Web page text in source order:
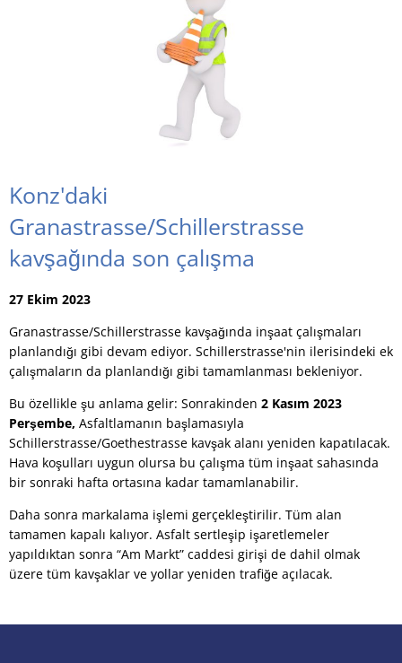
Konz'daki
Granastrasse/Schillerstrasse
kavşağında son çalışma
27 Ekim 2023
Granastrasse/Schillerstrasse kavşağında inşaat çalışmaları
planlandığı gibi devam ediyor. Schillerstrasse'nin ilerisindeki ek
çalışmaların da planlandığı gibi tamamlanması bekleniyor.
Bu özellikle şu anlama gelir: Sonrakinden 2 Kasım 2023
Perşembe, Asfaltlamanın başlamasıyla
Schillerstrasse/Goethestrasse kavşak alanı yeniden kapatılacak.
Hava koşulları uygun olursa bu çalışma tüm inşaat sahasında
bir sonraki hafta ortasına kadar tamamlanabilir.
Daha sonra markalama işlemi gerçekleştirilir. Tüm alan
tamamen kapalı kalıyor. Asfalt sertleşip işaretlemeler
yapıldıktan sonra “Am Markt” caddesi girişi de dahil olmak
üzere tüm kavşaklar ve yollar yeniden trafiğe açılacak.